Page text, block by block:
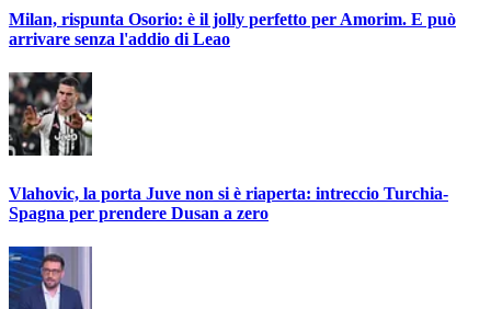
Milan, rispunta Osorio: è il jolly perfetto per Amorim. E può
arrivare senza l'addio di Leao
Vlahovic, la porta Juve non si è riaperta: intreccio Turchia-
Spagna per prendere Dusan a zero